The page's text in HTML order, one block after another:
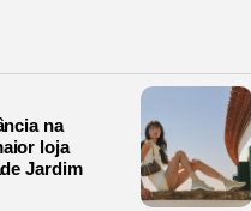
na
loja
Jardim